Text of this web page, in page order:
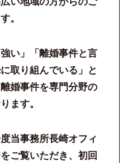
。
い」「離婚事件と言
取り組んでいる」と
婚事件を専門分野の
ます。
当事務所長崎オフィ
ご覧いただき、初回